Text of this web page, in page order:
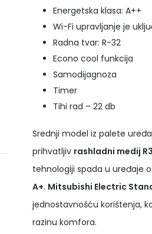
Energetska klasa: A++
Wi-Fi upravljanje je
Radna tvar: R-32
Econo cool funkcija
Samodijagnoza
Timer
Tihi rad – 22 db
Srednji model iz palete
prihvatljiv rashladni medij
tehnologiji spada u uređaje
A+. Mitsubishi Electric
jednostavnošću korištenja,
razinu komfora.